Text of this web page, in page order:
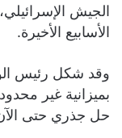
الجيش
الأسابيع الأخيرة.
وقد شكل رئيس
بميزانية غير
حل جذري حتى